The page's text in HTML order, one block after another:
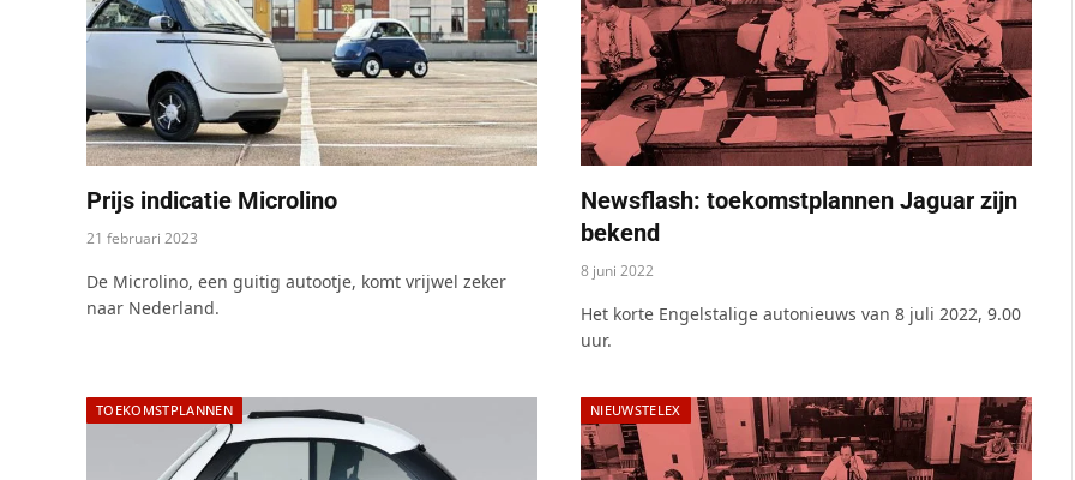
Prijs indicatie Microlino
21 februari 2023
De Microlino, een guitig autootje, komt vrijwel zeker
naar Nederland.
Newsflash: toekomstplannen Jaguar zijn
bekend
8 juni 2022
Het korte Engelstalige autonieuws van 8 juli 2022, 9.00
uur.
TOEKOMSTPLANNEN NIEUWSTELEX